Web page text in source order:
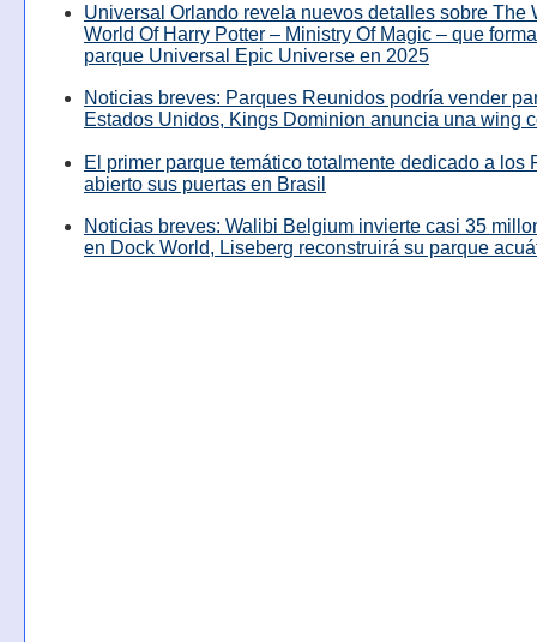
Universal Orlando revela nuevos detalles sobre The
World Of Harry Potter – Ministry Of Magic – que
parque Universal Epic Universe en 2025
Noticias breves: Parques Reunidos podría vender
Estados Unidos, Kings Dominion anuncia una wing
El primer parque temático totalmente dedicado a los
abierto sus puertas en Brasil
Noticias breves: Walibi Belgium invierte casi 35
en Dock World, Liseberg reconstruirá su parque